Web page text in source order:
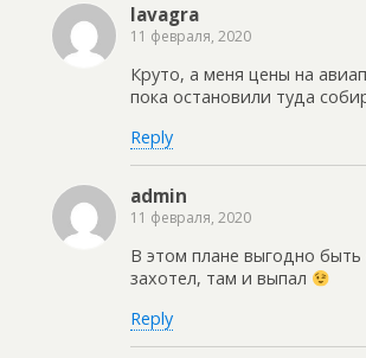
lavagra
11 февраля, 2020
Круто, а меня цены на
пока остановили туда
Reply
admin
11 февраля, 2020
В этом плане выгодно быть
захотел, там и выпал
Reply